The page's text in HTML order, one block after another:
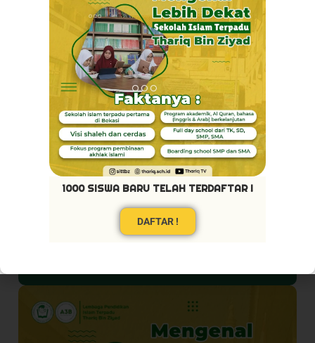
1000 SISWA BARU TELAH TERDAFTAR !
DAFTAR !